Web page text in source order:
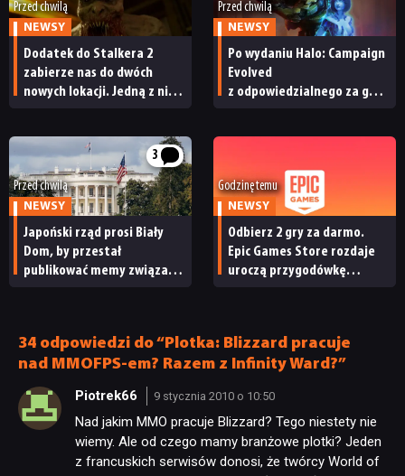
Przed chwilą
NEWSY
Dodatek do Stalkera 2
zabierze nas do dwóch
nowych lokacji. Jedną z nich
Przed chwilą
NEWSY
Po wydaniu Halo: Campaign
Evolved
z odpowiedzialnego za grę
3
Przed chwilą
NEWSY
Japoński rząd prosi Biały
Dom, by przestał
publikować memy związane
Godzinę temu
NEWSY
Odbierz 2 gry za darmo.
Epic Games Store rozdaje
uroczą przygodówkę
34 odpowiedzi do “Plotka: Blizzard pracuje
nad MMOFPS-em? Razem z Infinity Ward?”
Piotrek66 9 stycznia 2010 o 10:50
Nad jakim MMO pracuje Blizzard? Tego niestety nie
wiemy. Ale od czego mamy branżowe plotki? Jeden
z francuskich serwisów donosi, że twórcy World of